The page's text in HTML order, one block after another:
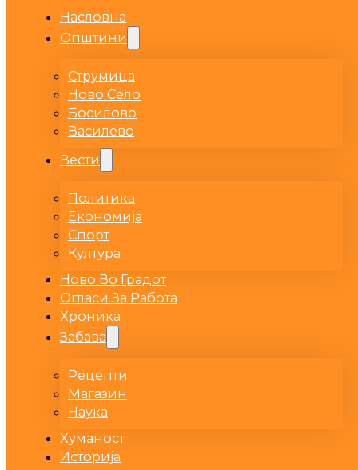
Насловна
Општини
Струмица
Ново Село
Босилово
Василево
Вести
Политика
Економија
Спорт
Култура
Ново Во Градот
Огласи За Работа
Хроника
Забава
Рецепти
Магазин
Наука
Хуманост
Историја